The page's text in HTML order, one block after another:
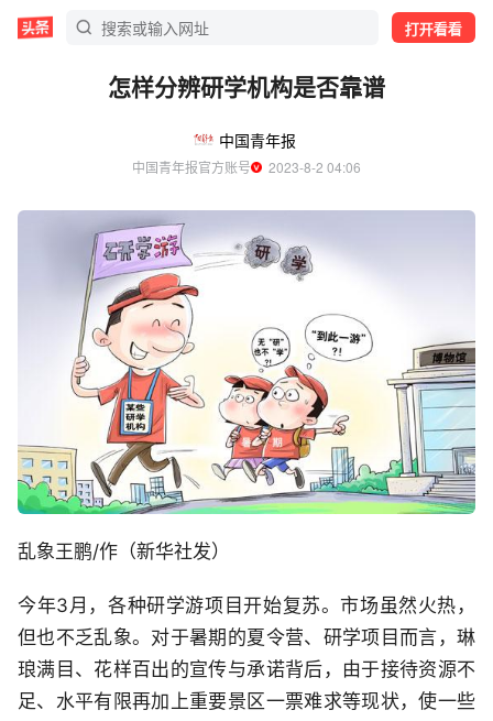
打开看看
怎样分辨研学机构是否靠谱
中国青年报
中国青年报官方账号
  2023-8-2 04:06
乱象王鹏/作（新华社发）
今年3月，各种研学游项目开始复苏。市场虽然火热，
但也不乏乱象。对于暑期的夏令营、研学项目而言，琳
琅满目、花样百出的宣传与承诺背后，由于接待资源不
足、水平有限再加上重要景区一票难求等现状，使一些